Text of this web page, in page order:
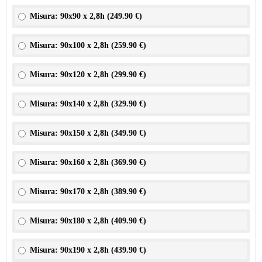
Misura: 90x90 x 2,8h (249.90 €)
Misura: 90x100 x 2,8h (259.90 €)
Misura: 90x120 x 2,8h (299.90 €)
Misura: 90x140 x 2,8h (329.90 €)
Misura: 90x150 x 2,8h (349.90 €)
Misura: 90x160 x 2,8h (369.90 €)
Misura: 90x170 x 2,8h (389.90 €)
Misura: 90x180 x 2,8h (409.90 €)
Misura: 90x190 x 2,8h (439.90 €)